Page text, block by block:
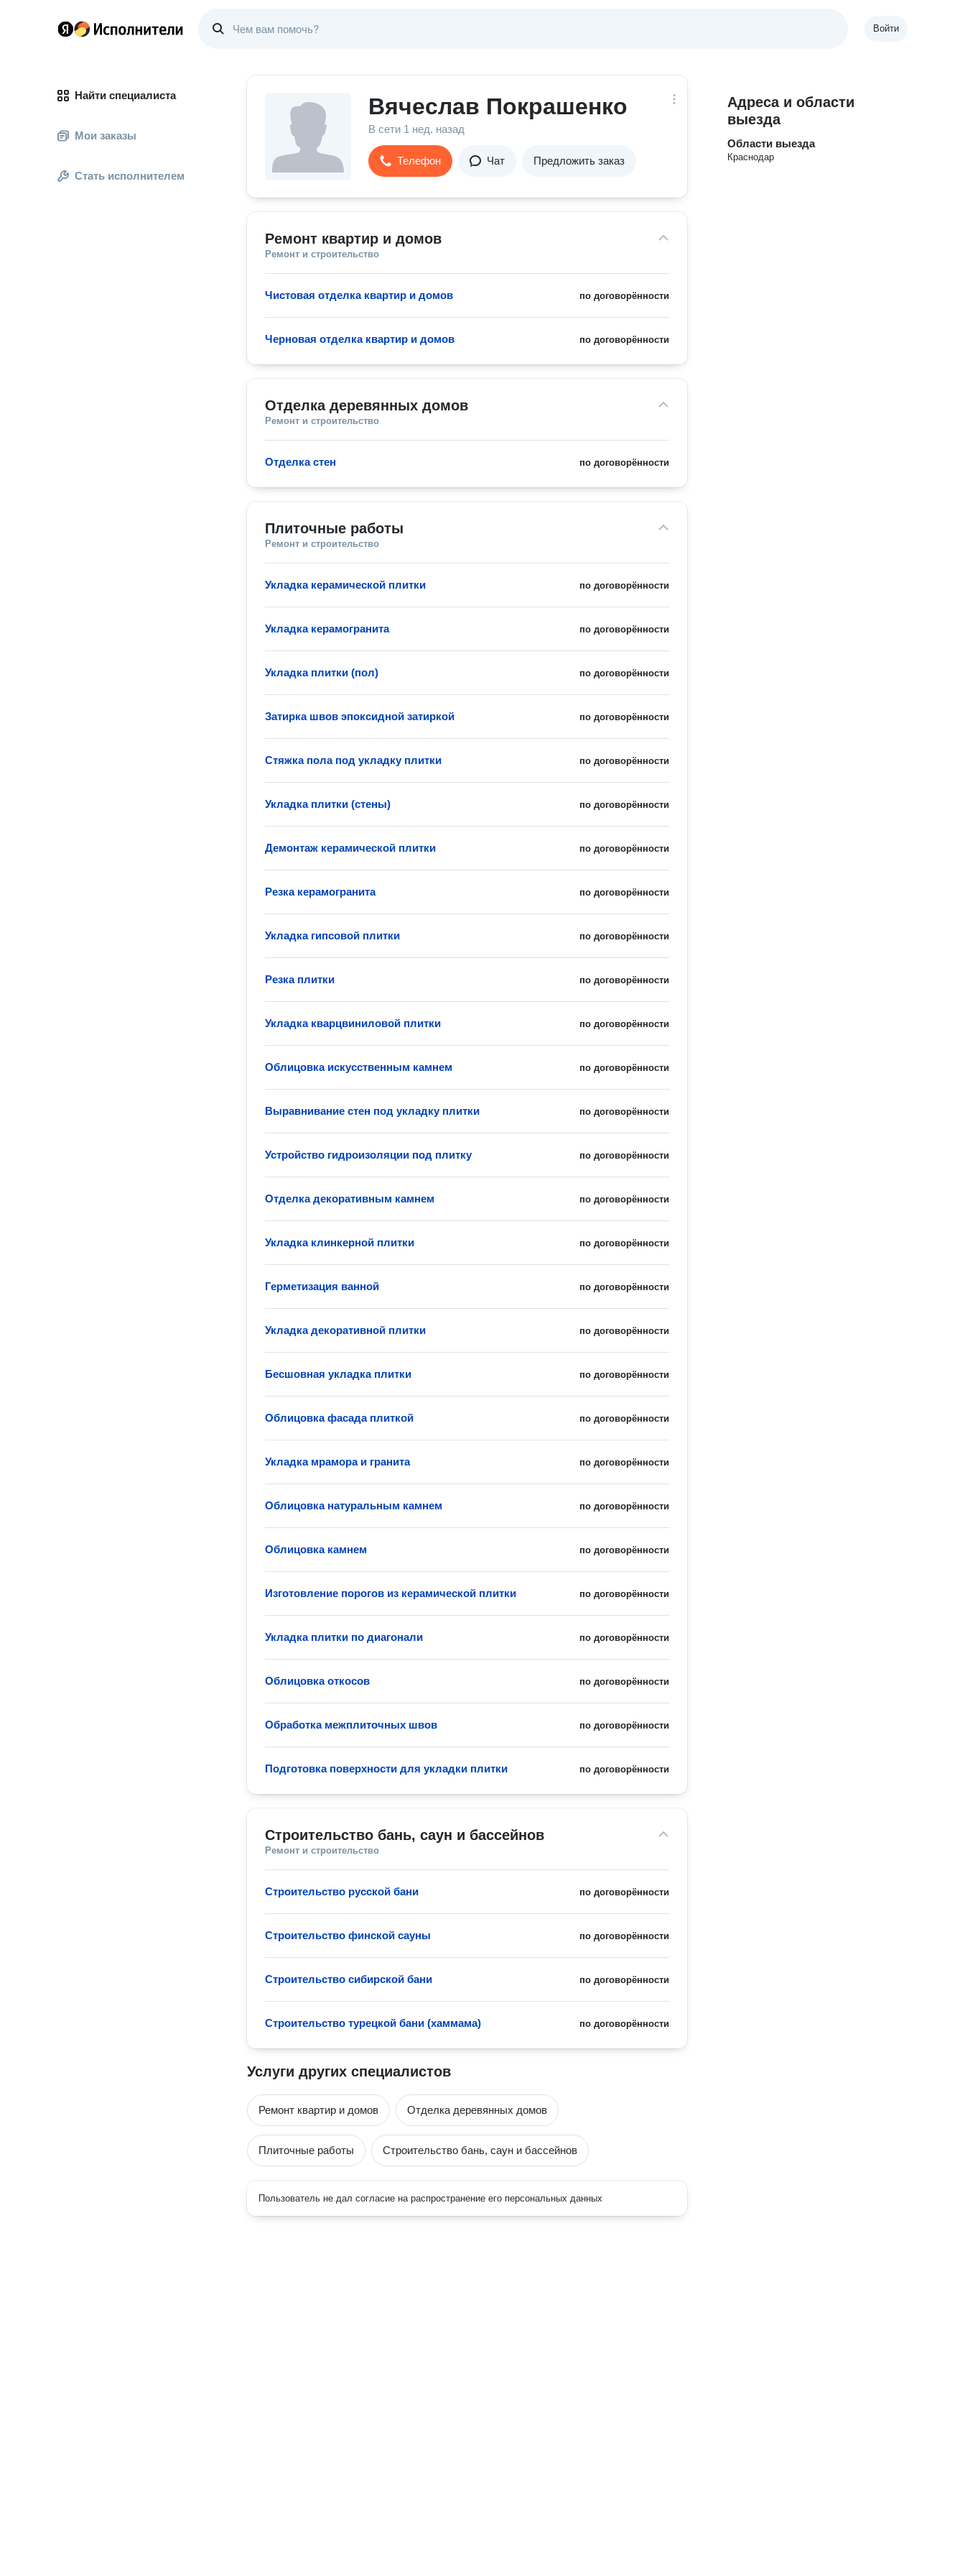
Войти
Найти специалиста
Мои заказы
Стать исполнителем
Вячеслав Покрашенко
В сети 1 нед. назад
Телефон Чат Предложить заказ
Ремонт квартир и домов
Ремонт и строительство
по договорённости
Чистовая отделка квартир и домов
по договорённости
Черновая отделка квартир и домов
Отделка деревянных домов
Ремонт и строительство
по договорённости
Отделка стен
Плиточные работы
Ремонт и строительство
по договорённости
Укладка керамической плитки
по договорённости
Укладка керамогранита
по договорённости
Укладка плитки (пол)
по договорённости
Затирка швов эпоксидной затиркой
по договорённости
Стяжка пола под укладку плитки
по договорённости
Укладка плитки (стены)
по договорённости
Демонтаж керамической плитки
по договорённости
Резка керамогранита
по договорённости
Укладка гипсовой плитки
по договорённости
Резка плитки
по договорённости
Укладка кварцвиниловой плитки
по договорённости
Облицовка искусственным камнем
по договорённости
Выравнивание стен под укладку плитки
по договорённости
Устройство гидроизоляции под плитку
по договорённости
Отделка декоративным камнем
по договорённости
Укладка клинкерной плитки
по договорённости
Герметизация ванной
по договорённости
Укладка декоративной плитки
по договорённости
Бесшовная укладка плитки
по договорённости
Облицовка фасада плиткой
по договорённости
Укладка мрамора и гранита
по договорённости
Облицовка натуральным камнем
по договорённости
Облицовка камнем
по договорённости
Изготовление порогов из керамической плитки
по договорённости
Укладка плитки по диагонали
по договорённости
Облицовка откосов
по договорённости
Обработка межплиточных швов
по договорённости
Подготовка поверхности для укладки плитки
Строительство бань, саун и бассейнов
Ремонт и строительство
по договорённости
Строительство русской бани
по договорённости
Строительство финской сауны
по договорённости
Строительство сибирской бани
по договорённости
Строительство турецкой бани (хаммама)
Услуги других специалистов
Ремонт квартир и домов Отделка деревянных домов
Плиточные работы Строительство бань, саун и бассейнов
Пользователь не дал согласие на распространение его персональных данных
Адреса и области
выезда
Области выезда
Краснодар